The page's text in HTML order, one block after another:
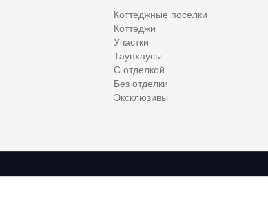
Коттеджные поселки
Коттеджи
Участки
Таунхаусы
С отделкой
Без отделки
Эксклюзивы